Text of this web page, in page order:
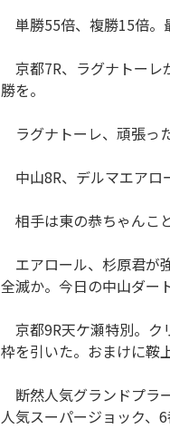
単勝55倍、複勝15倍。
京都7R、ラグナトーレ
勝を。
ラグナトーレ、頑張っ
中山8R、デルマエアロ
相手は東の恭ちゃんこ
エアロール、杉原君が
全滅か。今日の中山ダー
京都9R天ケ瀬特別。ク
枠を引いた。おまけに鞍
断然人気グランドプラ
人気スーパージョック、